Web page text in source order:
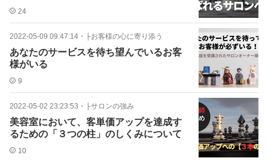
24
2022-05-09 09:47:14 ・ ├お客様の心に寄り添う
あなたのサービスを待ち望んでいるお客
様がいる
9
2022-05-02 23:23:53 ・ ├サロンの強み
美容室において、客単価アップを達成す
るための「３つの柱」のしくみについて
10